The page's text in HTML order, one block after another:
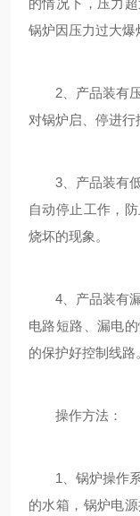
的情况下，压力
锅炉因压力过大爆
2、产品装有压
对锅炉启、停进行
3、产品装有低
自动停止工作，
烧坏的现象。
4、产品装有漏
电路短路、漏电
的保护好控制线路
操作方法：
1、锅炉操作系
的水箱，锅炉电